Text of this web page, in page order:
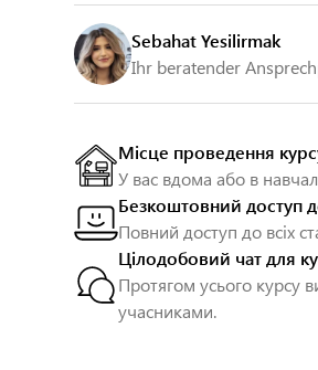
Sebahat Yesilirmak
Ihr beratender
Місце проведення
У вас вдома або в
Безкоштовний доступ
Повний доступ до всіх
Цілодобовий чат для
Протягом усього курсу
учасниками.